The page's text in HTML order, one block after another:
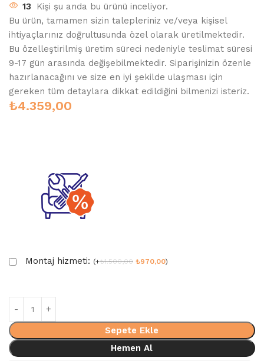
13
Kişi şu anda bu ürünü inceliyor.
Bu ürün, tamamen sizin talepleriniz ve/veya kişisel
ihtiyaçlarınız doğrultusunda özel olarak üretilmektedir.
Bu özelleştirilmiş üretim süreci nedeniyle teslimat süresi
9-17 gün arasında değişebilmektedir. Siparişinizin özenle
hazırlanacağını ve size en iyi şekilde ulaşması için
gereken tüm detaylara dikkat edildiğini bilmenizi isteriz.
₺4.359,00
Montaj hizmeti: (+₺1.500,00 ₺970,00)
Sepete Ekle
Hemen Al